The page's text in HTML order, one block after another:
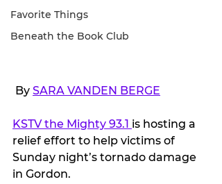
Favorite Things
Beneath the Book Club
By SARA VANDEN BERGE
KSTV the Mighty 93.1 is hosting a
relief effort to help victims of
Sunday night’s tornado damage
in Gordon.